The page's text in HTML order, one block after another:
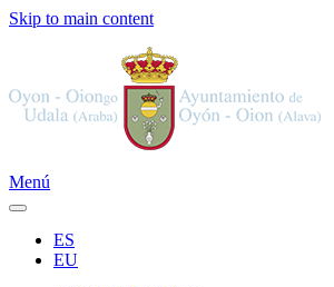
Skip to main content
Menú
ES
EU